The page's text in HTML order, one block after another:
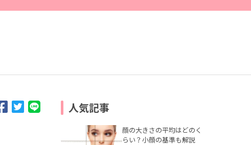
人気記事
顔の大きさの平均はどのく
らい？小顔の基準も解説